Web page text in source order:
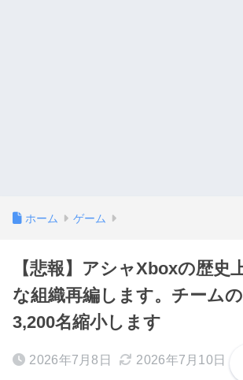
ホーム ゲーム
【悲報】アシャXboxの歴史
な組織再編します。チーム
3,200名縮小します
2026年7月8日 2026年7月10日